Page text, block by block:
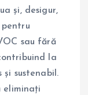
și, desigur,
sau fără
la
și sustenabil.
eliminați